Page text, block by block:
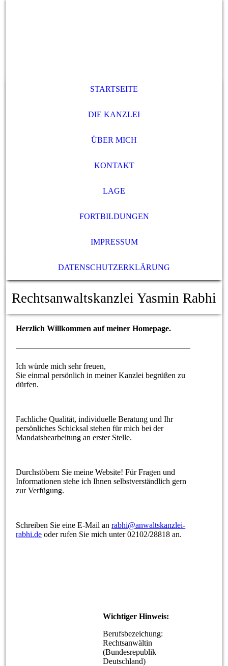
STARTSEITE
DIE KANZLEI
ÜBER MICH
KONTAKT
LAGE
FORTBILDUNGEN
IMPRESSUM
DATENSCHUTZERKLÄRUNG
Rechtsanwaltskanzlei Yasmin Rabhi
Herzlich Willkommen auf meiner Homepage.
Ich würde mich sehr freuen,
Sie einmal persönlich in meiner Kanzlei begrüßen zu
dürfen.
Fachliche Qualität, individuelle Beratung und Ihr
persönliches Schicksal stehen für mich bei der
Mandatsbearbeitung an erster Stelle.
Durchstöbern Sie meine Website! Für Fragen und
Informationen stehe ich Ihnen selbstverständlich gern
zur Verfügung.
Schreiben Sie eine E-Mail anrabhi@anwaltskanzlei-
rabhi.de oder rufen Sie mich unter 02102/28818 an.
Wichtiger Hinweis:
Berufsbezeichung:
Rechtsanwältin
(Bundesrepublik
Deutschland)